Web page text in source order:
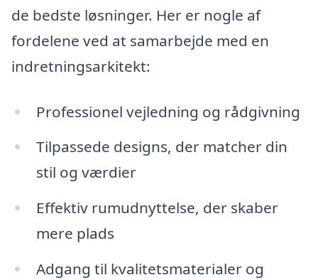
de bedste løsninger. Her er nogle af
fordelene ved at samarbejde med en
indretningsarkitekt:
Professionel vejledning og rådgivning
Tilpassede designs, der matcher din
stil og værdier
Effektiv rumudnyttelse, der skaber
mere plads
Adgang til kvalitetsmaterialer og